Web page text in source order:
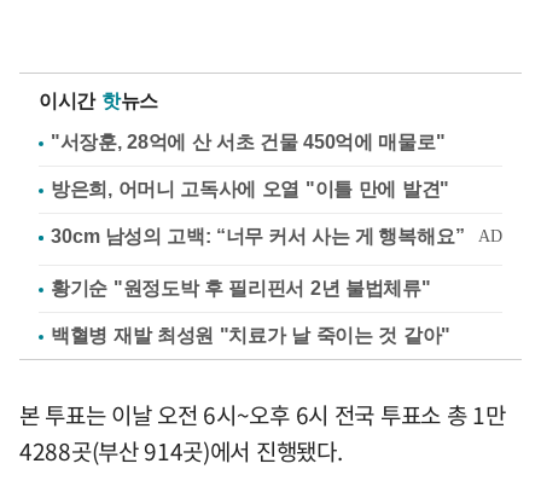
이시간 핫뉴스
"서장훈, 28억에 산 서초 건물 450억에 매물로"
방은희, 어머니 고독사에 오열 "이틀 만에 발견"
황기순 "원정도박 후 필리핀서 2년 불법체류"
백혈병 재발 최성원 "치료가 날 죽이는 것 같아"
본 투표는 이날 오전 6시~오후 6시 전국 투표소 총 1만
4288곳(부산 914곳)에서 진행됐다.